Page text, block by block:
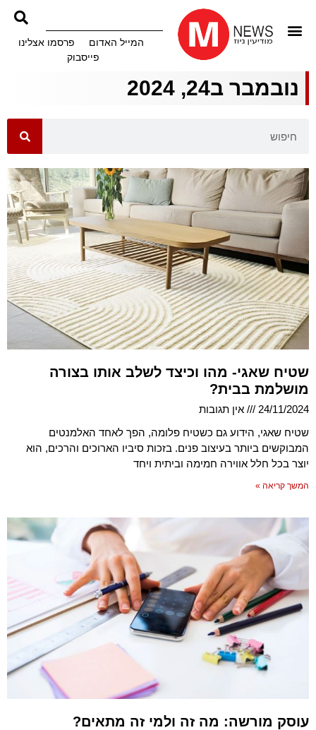
המייל האדום
פרסמו אצלינו
פייסבוק
נובמבר ב24, 2024
שטיח שאגי- מהו וכיצד לשלב אותו בצורה
מושלמת בבית?
24/11/2024
אין תגובות
שטיח שאגי, הידוע גם כשטיח פלומה, הפך לאחד האלמנטים
המבוקשים ביותר בעיצוב פנים. בזכות סיביו הארוכים והרכים, הוא
יוצר בכל חלל אווירה חמימה וביתית ויחד
המשך קריאה »
עוסק מורשה: מה זה ולמי זה מתאים?